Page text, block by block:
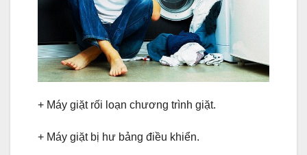
+ Máy giặt rối loạn chương trình giặt.
+ Máy giặt bị hư bảng điều khiển.